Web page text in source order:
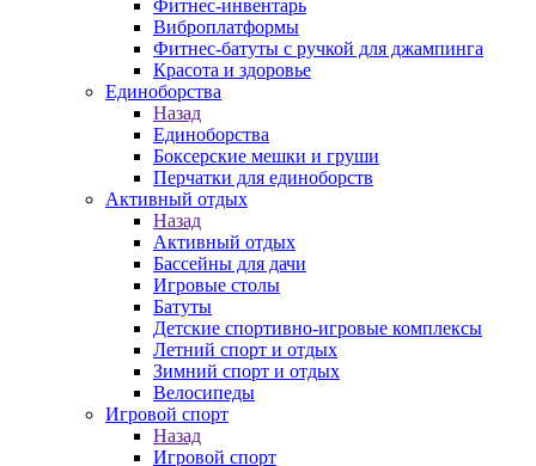
Фитнес-инвентарь
Виброплатформы
Фитнес-батуты с ручкой для джампинга
Красота и здоровье
Единоборства
Назад
Единоборства
Боксерские мешки и груши
Перчатки для единоборств
Активный отдых
Назад
Активный отдых
Бассейны для дачи
Игровые столы
Батуты
Детские спортивно-игровые комплексы
Летний спорт и отдых
Зимний спорт и отдых
Велосипеды
Игровой спорт
Назад
Игровой спорт